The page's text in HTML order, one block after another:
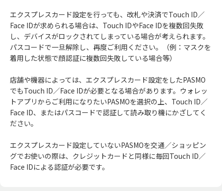
エクスプレスカード設定を行っても、改札や決済でTouch ID／
Face IDが求められる場合は、Touch IDやFace IDを複数回失敗
し、デバイスがロックされてしまっている場合が考えられます。
パスコードで一旦解除し、再度ご利用ください。（例：マスクを
着用した状態で顔認証に複数回失敗している場合等）
店舗や機器によっては、エクスプレスカード設定をしたPASMO
でもTouch ID／Face IDが必要となる場合があります。ウォレッ
トアプリからご利用になりたいPASMOを選択の上、Touch ID／
Face ID、またはパスコードで認証して読み取り機にかざしてく
ださい。
エクスプレスカード設定していないPASMOを交通／ショッピン
グでお使いの際は、クレジットカードと同様に毎回Touch ID／
Face IDによる認証が必要です。